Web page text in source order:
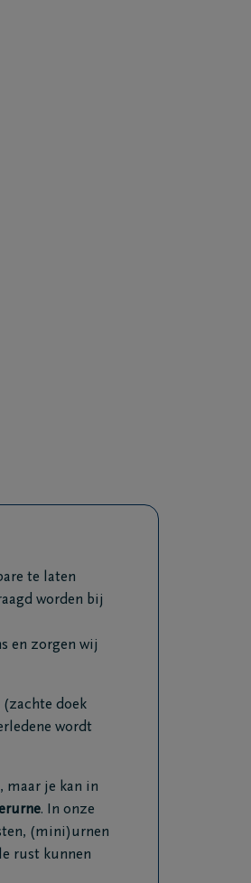
te laten
worden bij
en zorgen wij
(zachte doek
wordt
maar je kan in
. In onze
(mini)urnen
rust kunnen